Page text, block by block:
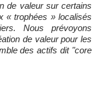
de valeur sur certains
« trophées » localisés
Nous prévoyons
de valeur pour les
des actifs dit "core